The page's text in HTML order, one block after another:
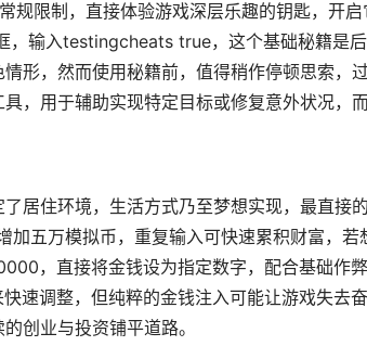
规限制，直接体验游戏深层乐趣的钥匙，开
输入testingcheats true，这个基础秘籍是
形，然而使用秘籍前，值得稍作停顿思索，
，用于辅助实现特定目标或修复意外状况，而
居住环境，生活方式乃至梦想实现，最直接
五万模拟币，重复输入可快速累积财富，若
，直接将金钱设为指定数字，配合基础作
速调整，但纯粹的金钱注入可能让游戏失去
创业与投资铺平道路。